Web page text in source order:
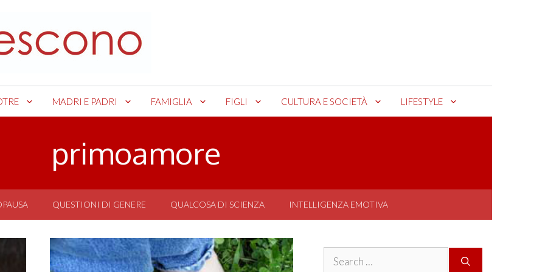
MADRI E PADRI FAMIGLIA FIGLI CULTURA E SOCIETÀ LIFESTYLE
primoamore
QUESTIONI DI GENERE QUALCOSA DI SCIENZA INTELLIGENZA EMOTIVA
Search